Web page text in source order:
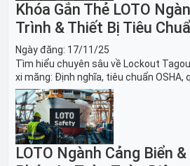
Khóa Gắn Thẻ LOTO
Trình & Thiết Bị Tiêu
Ngày đăng: 17/11/25
Tìm hiểu chuyên sâu về Lockout
xi măng: Định nghĩa, tiêu chuẩn OSHA,
sách thiết bị LOTO thiết yếu. Giải pháp
nghiền an toàn.
LOTO Ngành Cảng Biển